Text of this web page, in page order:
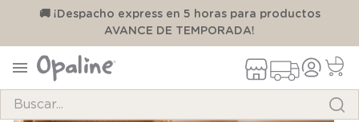
🚚 ¡Despacho express en 5 horas para productos
AVANCE DE TEMPORADA!